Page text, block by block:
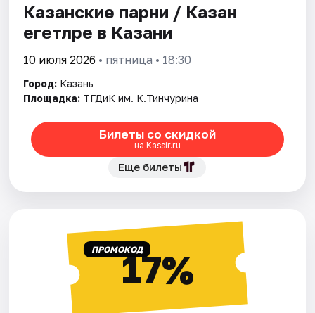
Казанские парни / Казан
егетләре в Казани
10 июля 2026 • пятница • 18:30
Город: Казань
Площадка: ТГДиК им. К.Тинчурина
Билеты со скидкой
на Kassir.ru
Еще билеты
ПРОМОКОД17%